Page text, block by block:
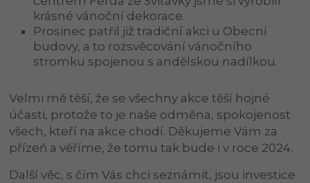
krásné vánoční dekorace.
Prosinec patřil již tradiční akci u Obecní
budovy, a to rozsvěcování vánočního
stromku spojenou s andělskou nadílkou.
Velmi mě těší, že se všechny akce těší hojné
účasti, protože to je naše odměna, spokojenost
všech, kteří na akce chodí. Děkujeme Vám za
přízeň a věříme, že tomu tak bude i v roce 2024.
Další věc, s čím Vás chci seznámit, jsou investice